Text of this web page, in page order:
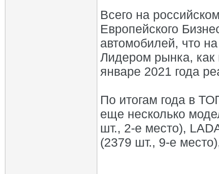
Всего на
Европейского
автомобилей, что
Лидером рынка,
январе 2021 года
По итогам года в
еще несколько
шт., 2-е место),
(2379 шт., 9-е